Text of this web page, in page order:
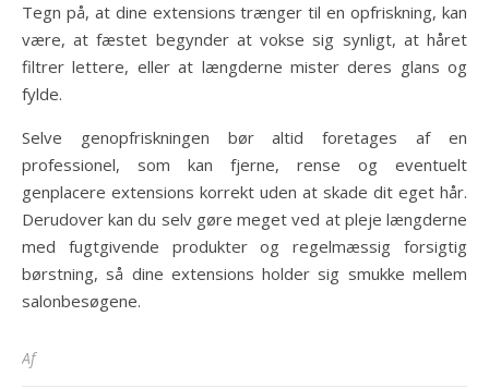
Tegn på, at dine extensions trænger til en opfriskning, kan
være, at fæstet begynder at vokse sig synligt, at håret
filtrer lettere, eller at længderne mister deres glans og
fylde.
Selve genopfriskningen bør altid foretages af en
professionel, som kan fjerne, rense og eventuelt
genplacere extensions korrekt uden at skade dit eget hår.
Derudover kan du selv gøre meget ved at pleje længderne
med fugtgivende produkter og regelmæssig forsigtig
børstning, så dine extensions holder sig smukke mellem
salonbesøgene.
Af